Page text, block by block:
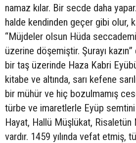
namaz kılar. Bir secde daha
halde kendinden geçer gibi olur,
“Müjdeler olsun Hüda
üzerine döşemiştir. Şurayı kazın”
bir taş üzerinde Haza Kabri
kitabe ve altında, sarı kefene
bir mühür ve hiç bozulmamış
türbe ve imaretlerle Eyüp
Hayat, Hallü Müşlükat, Risaletün
vardır. 1459 yılında vefat etmiş,